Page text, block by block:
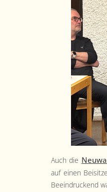
Auch die
auf einen
Beein­druck­end